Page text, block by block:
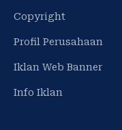
Copyright
Profil Perusahaan
Iklan Web Banner
Info Iklan